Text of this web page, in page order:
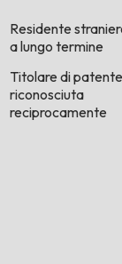
Residente
a lungo termine
Titolare di patente
riconosciuta
reciprocamente